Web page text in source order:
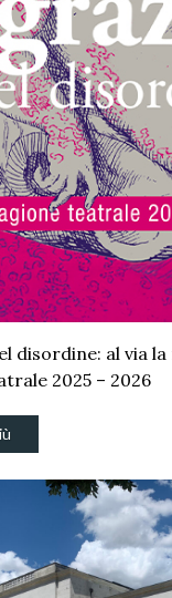
disordine: al via la
2025 – 2026